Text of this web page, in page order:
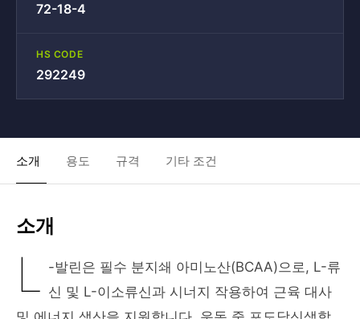
72-18-4
HS CODE
292249
소개 용도 규격 기타 조건
소개
L -발린은 필수 분지쇄 아미노산(BCAA)으로, L-류
신 및 L-이소류신과 시너지 작용하여 근육 대사